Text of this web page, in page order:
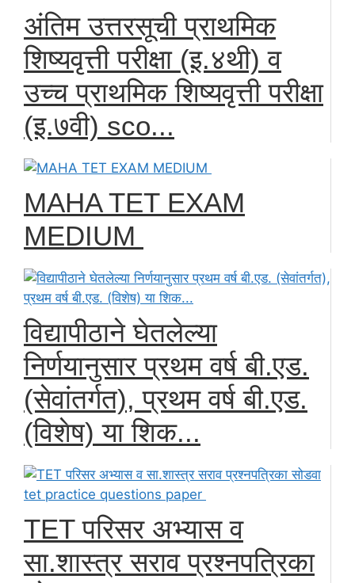
अंतिम उत्तरसूची प्राथमिक
शिष्यवृत्ती परीक्षा (इ.४थी) व
उच्च प्राथमिक शिष्यवृत्ती परीक्षा
(इ.७वी) sco...
MAHA TET EXAM
MEDIUM
विद्यापीठाने घेतलेल्या
निर्णयानुसार प्रथम वर्ष बी.एड.
(सेवांतर्गत), प्रथम वर्ष बी.एड.
(विशेष) या शिक...
TET परिसर अभ्यास व
सा.शास्त्र सराव प्रश्नपत्रिका